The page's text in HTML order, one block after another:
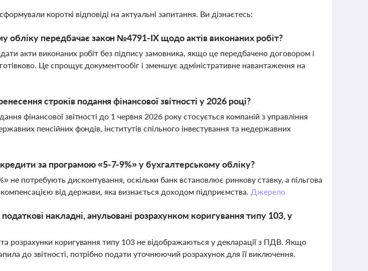
короткі відповіді на актуальні запитання. Ви дізнаєтесь:
обліку передбачає закон №4791-ІХ щодо актів виконаних робіт?
акти виконаних робіт без підпису замовника, якщо це передбачено договором і
Це спрощує документообіг і зменшує адміністративне навантаження на
строків подання фінансової звітності у 2026 році?
фінансової звітності до 1 червня 2026 року стосується компаній з управління
пенсійних фондів, інститутів спільного інвестування та недержавних
за програмою «5-7-9%» у бухгалтерському обліку?
не потребують дисконтування, оскільки банк встановлює ринкову ставку, а пільгова
від держави, яка визнається доходом підприємства. Джерело
накладні, анульовані розрахунком коригування типу 103, у
розрахунки коригування типу 103 не відображаються у декларації з ПДВ. Якщо
до звітності, потрібно подати уточнюючий розрахунок для її виключення.